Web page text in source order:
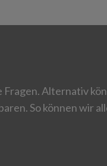
Alternativ
So können wir